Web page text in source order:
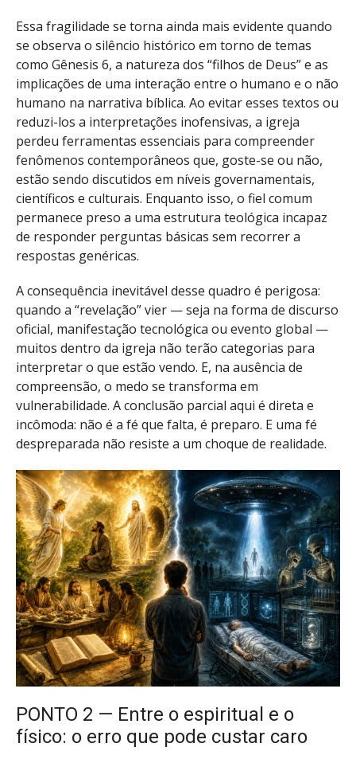
Essa fragilidade se torna ainda mais evidente quando
se observa o silêncio histórico em torno de temas
como Gênesis 6, a natureza dos “filhos de Deus” e as
implicações de uma interação entre o humano e o não
humano na narrativa bíblica. Ao evitar esses textos ou
reduzi-los a interpretações inofensivas, a igreja
perdeu ferramentas essenciais para compreender
fenômenos contemporâneos que, goste-se ou não,
estão sendo discutidos em níveis governamentais,
científicos e culturais. Enquanto isso, o fiel comum
permanece preso a uma estrutura teológica incapaz
de responder perguntas básicas sem recorrer a
respostas genéricas.
A consequência inevitável desse quadro é perigosa:
quando a “revelação” vier — seja na forma de discurso
oficial, manifestação tecnológica ou evento global —
muitos dentro da igreja não terão categorias para
interpretar o que estão vendo. E, na ausência de
compreensão, o medo se transforma em
vulnerabilidade. A conclusão parcial aqui é direta e
incômoda: não é a fé que falta, é preparo. E uma fé
despreparada não resiste a um choque de realidade.
PONTO 2 — Entre o espiritual e o
físico: o erro que pode custar caro